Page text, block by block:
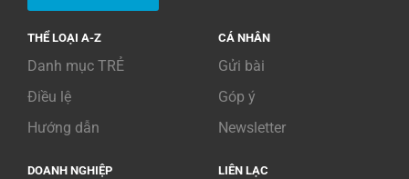
THỂ LOẠI A-Z
Danh mục TRẺ
Điều lệ
Hướng dẫn
CÁ NHÂN
Gửi bài
Góp ý
Newsletter
DOANH NGHIỆP LIÊN LẠC